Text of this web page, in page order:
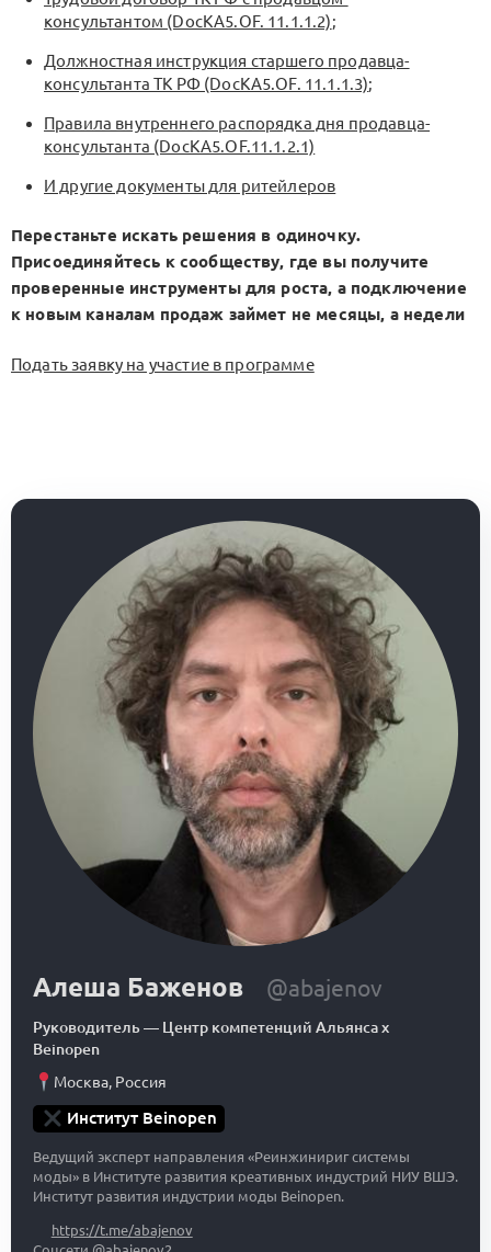
консультантом (DocKA5.OF. 11.1.1.2);
Должностная инструкция старшего продавца-
консультанта ТК РФ (DocKA5.OF. 11.1.1.3);
Правила внутреннего распорядка дня продавца-
консультанта (DocKA5.OF.11.1.2.1)
И другие документы для ритейлеров
Перестаньте искать решения в одиночку.
Присоединяйтесь к сообществу, где вы получите
проверенные инструменты для роста, а подключение
к новым каналам продаж займет не месяцы, а недели
Подать заявку на участие в программе
Алеша Баженов @abajenov
Руководитель— Центр компетенций Альянса x
Beinopen
Москва, Россия
Институт Beinopen
Ведущий эксперт направления «Реинжинириг системы
моды» в Институте развития креативных индустрий НИУ ВШЭ.
Институт развития индустрии моды Beinopen.
https://t.me/abajenov